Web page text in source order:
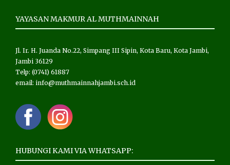
YAYASAN MAKMUR AL MUTHMAINNAH
Jl. Ir. H. Juanda No.22, Simpang III Sipin, Kota Baru, Kota Jambi,
Jambi 36129
Telp: (0741) 61887
email: info@muthmainnahjambi.sch.id
HUBUNGI KAMI VIA WHATSAPP: